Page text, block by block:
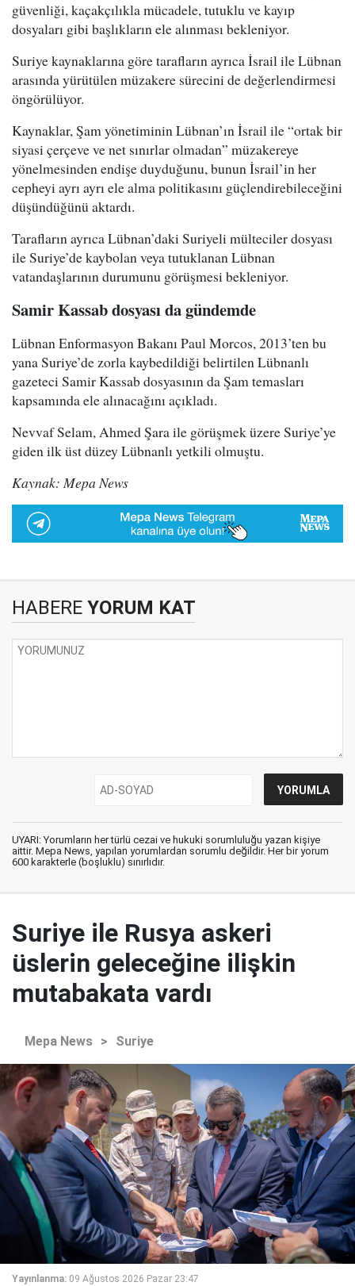
güvenliği, kaçakçılıkla mücadele, tutuklu ve kayıp
dosyaları gibi başlıkların ele alınması bekleniyor.
Suriye kaynaklarına göre tarafların ayrıca İsrail ile Lübnan
arasında yürütülen müzakere sürecini de değerlendirmesi
öngörülüyor.
Kaynaklar, Şam yönetiminin Lübnan’ın İsrail ile “ortak bir
siyasi çerçeve ve net sınırlar olmadan” müzakereye
yönelmesinden endişe duyduğunu, bunun İsrail’in her
cepheyi ayrı ayrı ele alma politikasını güçlendirebileceğini
düşündüğünü aktardı.
Tarafların ayrıca Lübnan’daki Suriyeli mülteciler dosyası
ile Suriye’de kaybolan veya tutuklanan Lübnan
vatandaşlarının durumunu görüşmesi bekleniyor.
Samir Kassab dosyası da gündemde
Lübnan Enformasyon Bakanı Paul Morcos, 2013’ten bu
yana Suriye’de zorla kaybedildiği belirtilen Lübnanlı
gazeteci Samir Kassab dosyasının da Şam temasları
kapsamında ele alınacağını açıkladı.
Nevvaf Selam, Ahmed Şara ile görüşmek üzere Suriye’ye
giden ilk üst düzey Lübnanlı yetkili olmuştu.
Kaynak: Mepa News
HABERE YORUM KAT
UYARI: Yorumların her türlü cezai ve hukuki sorumluluğu yazan kişiye
aittir. Mepa News, yapılan yorumlardan sorumlu değildir. Her bir yorum
600 karakterle (boşluklu) sınırlıdır.
Suriye ile Rusya askeri
üslerin geleceğine ilişkin
mutabakata vardı
Mepa News > Suriye
Yayınlanma: 09 Ağustos 2026 Pazar 23:47